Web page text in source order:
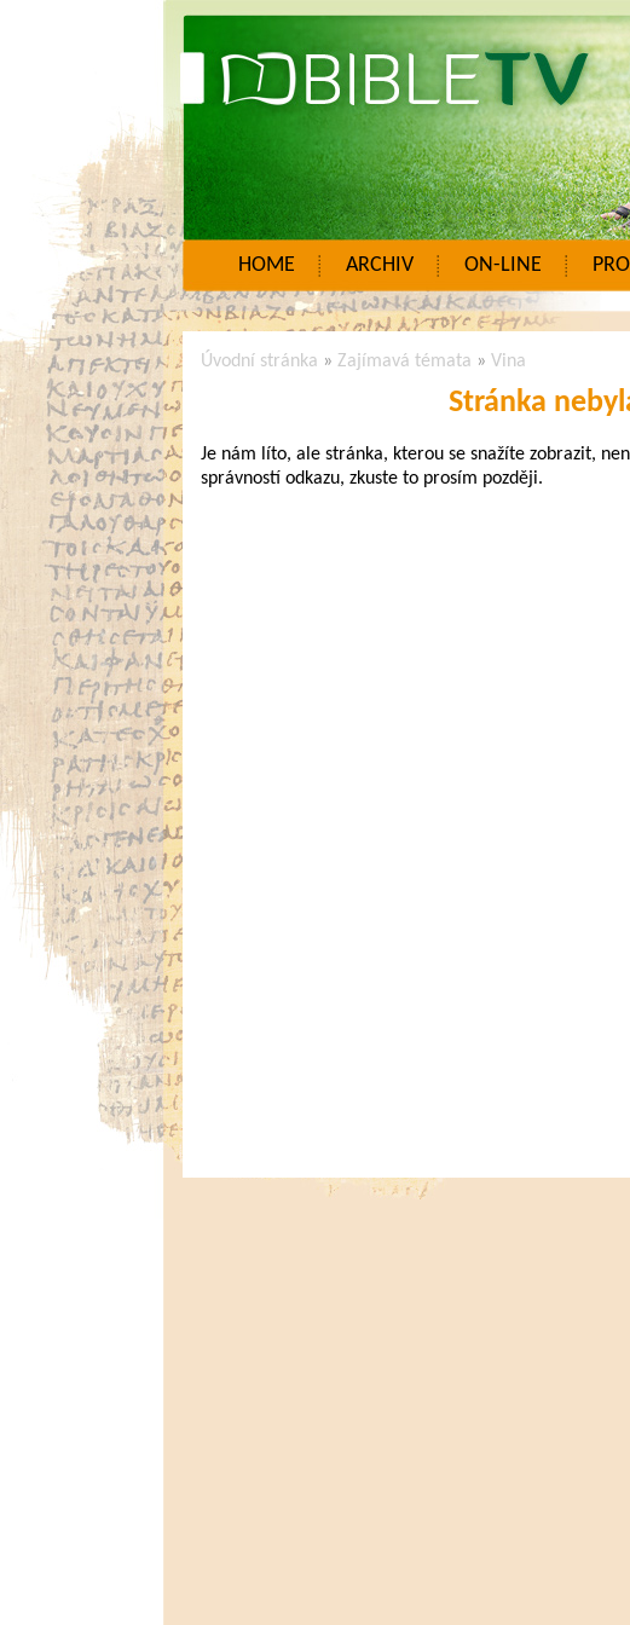
HOME ARCHIV ON-LINE
Úvodní stránka » Zajímavá témata » Vina
Stránka
Je nám líto, ale stránka, kterou se snažíte zobrazit,
správností odkazu, zkuste to prosím později.